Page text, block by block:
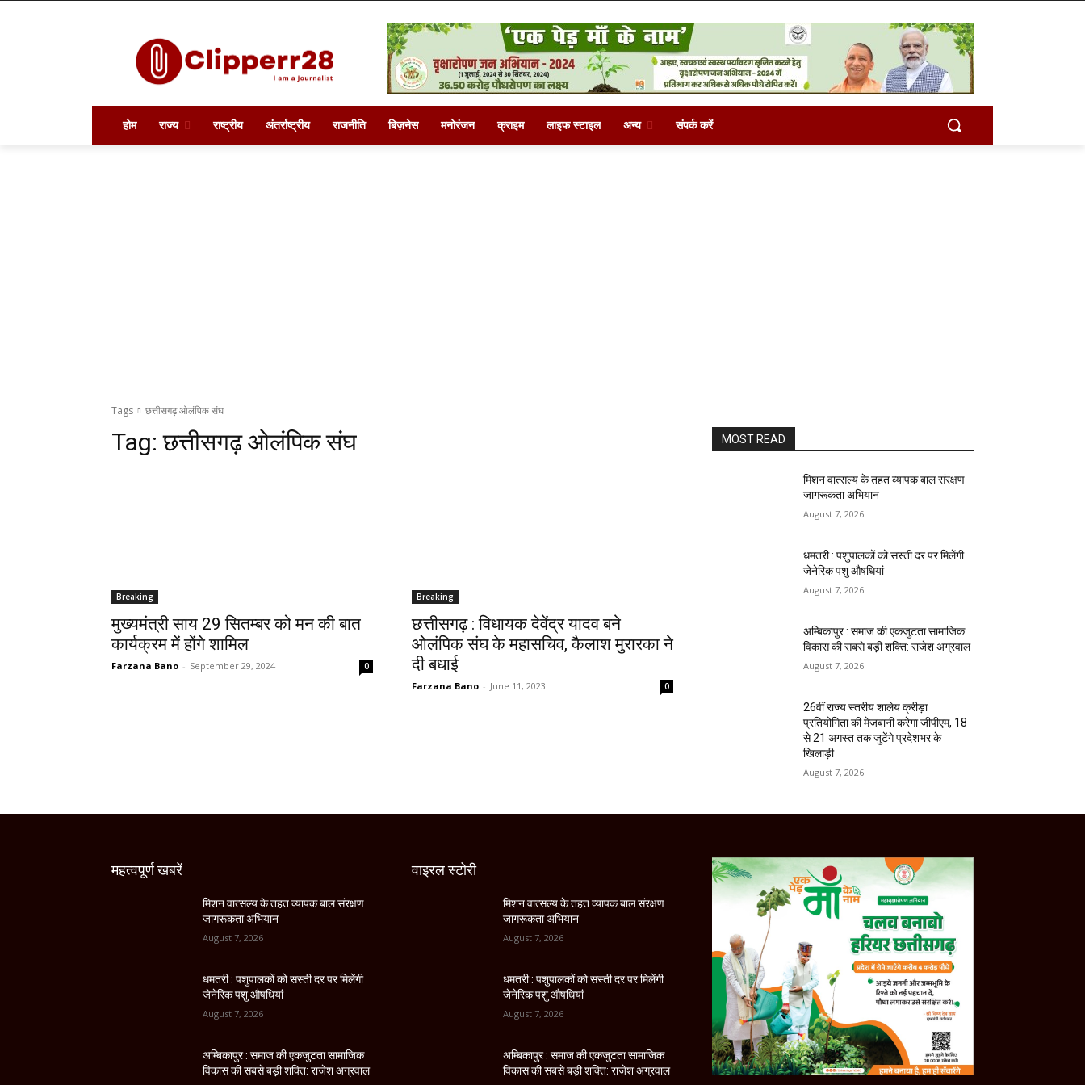
होम राज्य राष्ट्रीय अंतर्राष्ट्रीय राजनीति बिज़नेस मनोरंजन क्राइम लाइफ स्टाइल अन्य संपर्क करें
Tags छत्तीसगढ़ ओलंपिक संघ
Tag:छत्तीसगढ़ ओलंपिक संघ
Breaking
मुख्यमंत्री साय 29 सितम्बर को मन की बात
कार्यक्रम में होंगे शामिल
Farzana Bano - September 29, 2024 0
Breaking
छत्तीसगढ़ : विधायक देवेंद्र यादव बने
ओलंपिक संघ के महासचिव, कैलाश मुरारका ने
दी बधाई
Farzana Bano - June 11, 2023 0
MOST READ
मिशन वात्सल्य के तहत व्यापक बाल संरक्षण
जागरूकता अभियान
August 7, 2026
धमतरी : पशुपालकों को सस्ती दर पर मिलेंगी
जेनेरिक पशु औषधियां
August 7, 2026
अम्बिकापुर : समाज की एकजुटता सामाजिक
विकास की सबसे बड़ी शक्ति: राजेश अग्रवाल
August 7, 2026
26वीं राज्य स्तरीय शालेय क्रीड़ा
प्रतियोगिता की मेजबानी करेगा जीपीएम, 18
से 21 अगस्त तक जुटेंगे प्रदेशभर के
खिलाड़ी
August 7, 2026
महत्वपूर्ण खबरें
मिशन वात्सल्य के तहत व्यापक बाल संरक्षण
जागरूकता अभियान
August 7, 2026
धमतरी : पशुपालकों को सस्ती दर पर मिलेंगी
जेनेरिक पशु औषधियां
August 7, 2026
अम्बिकापुर : समाज की एकजुटता सामाजिक
विकास की सबसे बड़ी शक्ति: राजेश अग्रवाल
वाइरल स्टोरी
मिशन वात्सल्य के तहत व्यापक बाल संरक्षण
जागरूकता अभियान
August 7, 2026
धमतरी : पशुपालकों को सस्ती दर पर मिलेंगी
जेनेरिक पशु औषधियां
August 7, 2026
अम्बिकापुर : समाज की एकजुटता सामाजिक
विकास की सबसे बड़ी शक्ति: राजेश अग्रवाल